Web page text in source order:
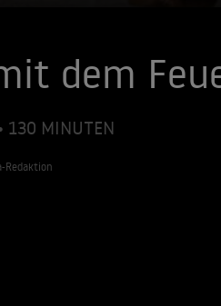
dem
130 MINUTEN
Redaktion